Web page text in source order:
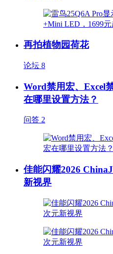
再拍植物园荷花
论坛 8
Word禁用宏、Excel
在哪里设置方法？
问答 2
佳能闪耀2026
新视界